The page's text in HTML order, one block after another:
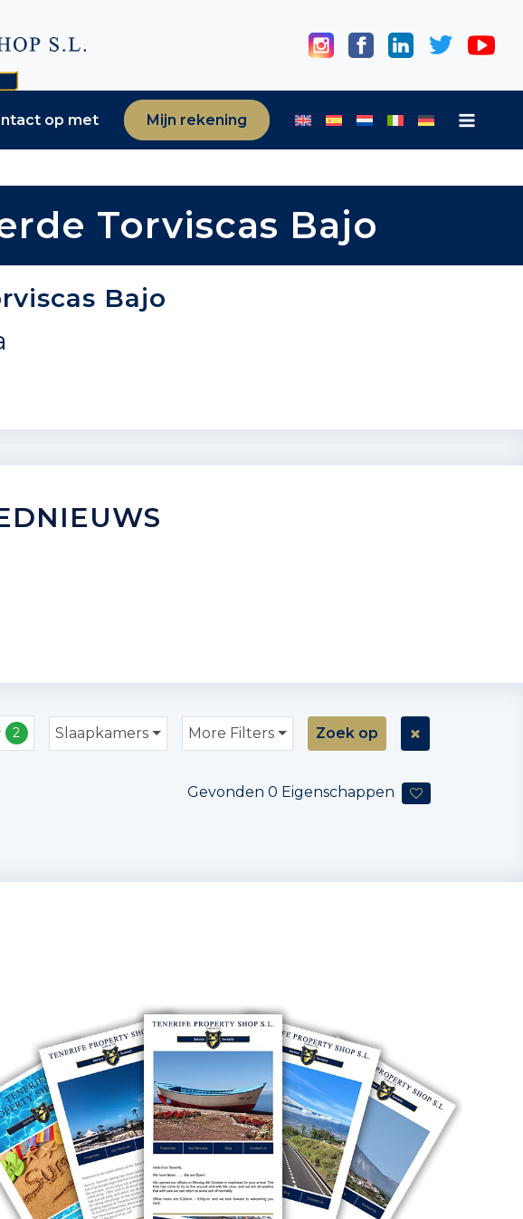
op met Mijn rekening
Torviscas Bajo
Bajo
2 Slaapkamers More Filters Zoek op
Gevonden 0 Eigenschappen